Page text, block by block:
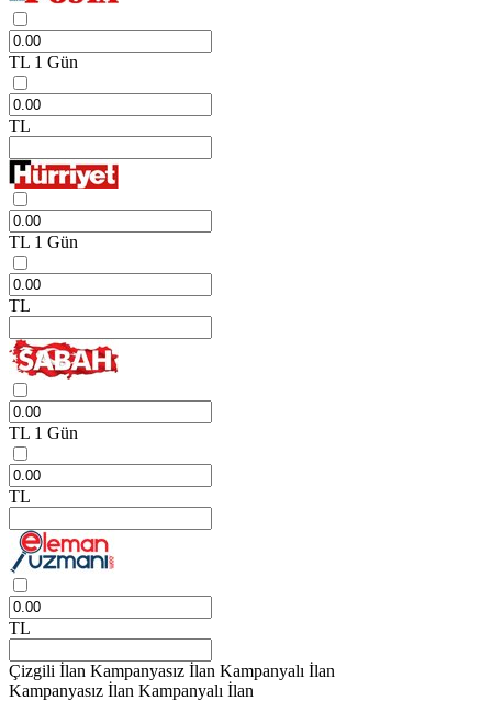
TL 1 Gün
TL
TL 1 Gün
TL
TL 1 Gün
TL
TL
Çizgili İlan Kampanyasız İlan Kampanyalı İlan
Kampanyasız İlan Kampanyalı İlan